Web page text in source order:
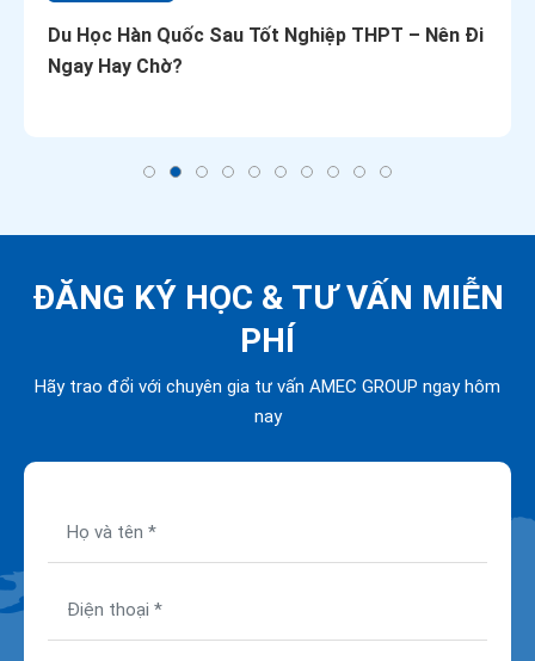
Du Học Hàn Quốc Sau Tốt Nghiệp THPT – Nên Đi
Ngay Hay Chờ?
ĐĂNG KÝ HỌC & TƯ VẤN MIỄN
PHÍ
Hãy trao đổi với chuyên gia tư vấn AMEC GROUP ngay hôm
nay